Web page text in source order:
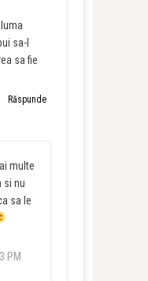
sa-l
sa fie
Răspunde
multe
si nu
sa le
PM